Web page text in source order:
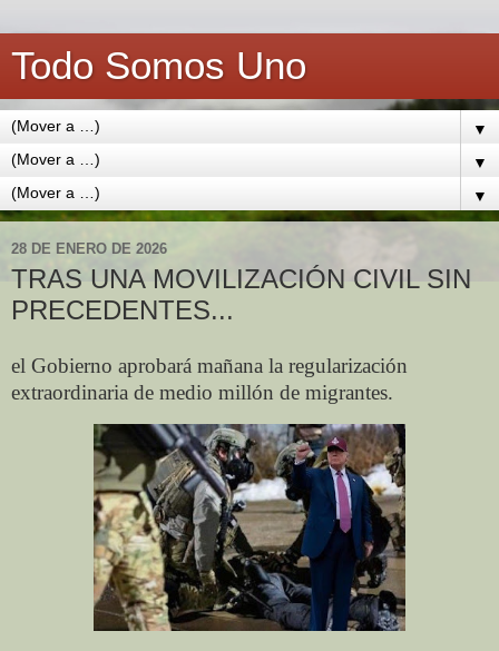
Todo Somos Uno
▼
▼
▼
28 DE ENERO DE 2026
TRAS UNA MOVILIZACIÓN CIVIL SIN
PRECEDENTES...
el Gobierno aprobará mañana la regularización
extraordinaria de medio millón de migrantes.